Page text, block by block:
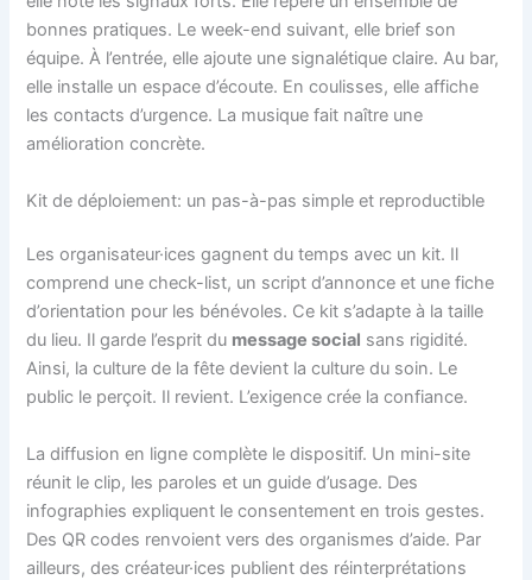
bonnes pratiques. Le week-end suivant, elle brief son
équipe. À l’entrée, elle ajoute une signalétique claire. Au bar,
elle installe un espace d’écoute. En coulisses, elle affiche
les contacts d’urgence. La musique fait naître une
amélioration concrète.
Kit de déploiement: un pas-à-pas simple et reproductible
Les organisateur·ices gagnent du temps avec un kit. Il
comprend une check-list, un script d’annonce et une fiche
d’orientation pour les bénévoles. Ce kit s’adapte à la taille
du lieu. Il garde l’esprit du message social sans rigidité.
Ainsi, la culture de la fête devient la culture du soin. Le
public le perçoit. Il revient. L’exigence crée la confiance.
La diffusion en ligne complète le dispositif. Un mini-site
réunit le clip, les paroles et un guide d’usage. Des
infographies expliquent le consentement en trois gestes.
Des QR codes renvoient vers des organismes d’aide. Par
ailleurs, des créateur·ices publient des réinterprétations